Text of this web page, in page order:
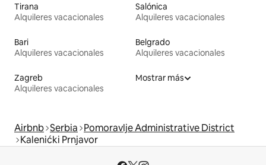
Tirana
Alquileres vacacionales
Salónica
Alquileres vacacionales
Bari
Alquileres vacacionales
Belgrado
Alquileres vacacionales
Zagreb
Alquileres vacacionales
Mostrar más
Airbnb Serbia Pomoravlje Administrative District
Kalenićki Prnjavor